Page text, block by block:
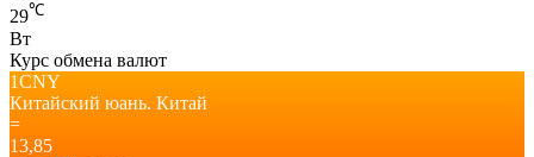
29℃
Вт
Курс обмена валют
1CNY
Китайский юань. Китай
=
13,85